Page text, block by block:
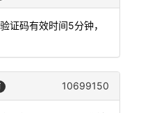
证码有效时间5分钟，
10699150